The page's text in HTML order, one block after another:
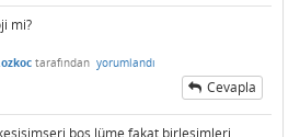
mi?
tarafından yorumlandı
Cevapla
boş lüme fakat birleşimleri